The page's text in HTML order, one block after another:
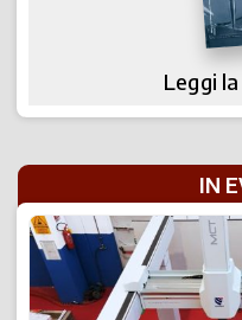
Leggi
IN